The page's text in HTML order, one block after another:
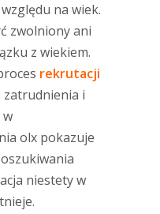
na wiek.
zwolniony ani
z wiekiem.
rekrutacji
zatrudnienia i
w
olx pokazuje
niestety w